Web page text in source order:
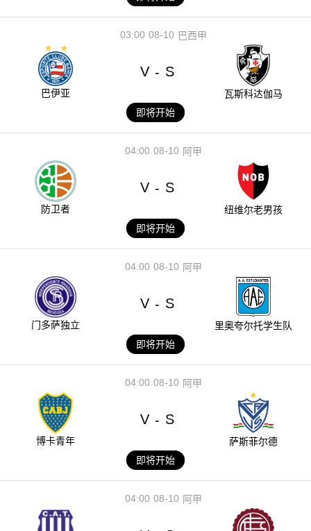
08-10
03:00 巴西甲
巴伊亚
V - S
瓦斯科达伽马
即将开始
08-10
04:00 阿甲
防卫者
V - S
纽维尔老男孩
即将开始
08-10
04:00 阿甲
门多萨独立
V - S
里奥夸尔托学生队
即将开始
08-10
04:00 阿甲
博卡青年
V - S
萨斯菲尔德
即将开始
08-10
04:00 阿甲